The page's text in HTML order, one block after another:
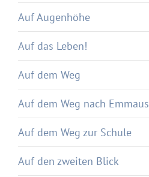
Auf Augenhöhe
Auf das Leben!
Auf dem Weg
Auf dem Weg nach Emmaus
Auf dem Weg zur Schule
Auf den zweiten Blick